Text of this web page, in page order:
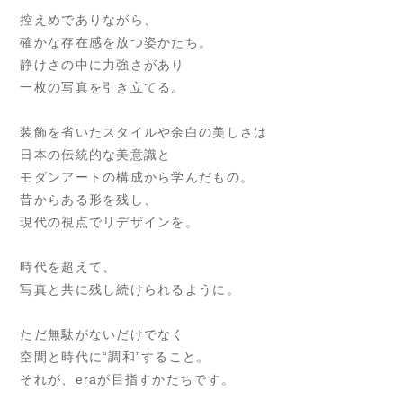
控えめでありながら、
確かな存在感を放つ姿かたち。
静けさの中に力強さがあり
一枚の写真を引き立てる。
装飾を省いたスタイルや余白の美しさは
日本の伝統的な美意識と
モダンアートの構成から学んだもの。
昔からある形を残し、
現代の視点でリデザインを。
時代を超えて、
写真と共に残し続けられるように。
ただ無駄がないだけでなく
空間と時代に“調和”すること。
それが、eraが目指すかたちです。